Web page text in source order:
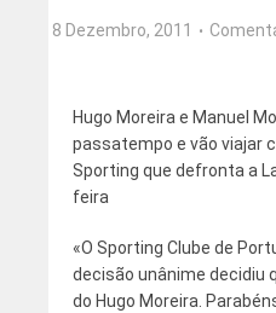
8 Dezembro, 2011
Hugo Moreira e Manuel
passatempo e vão viajar
Sporting que defronta a
feira
«O Sporting Clube de
decisão unânime decidiu
do Hugo Moreira.